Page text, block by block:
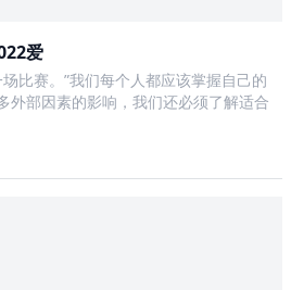
爱
比赛。”我们每个人都应该掌握自己的
外部因素的影响，我们还必须了解适合